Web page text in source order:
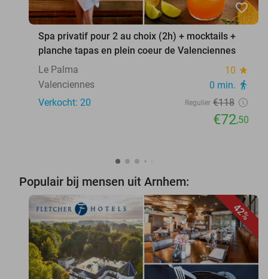
favorite_border
Spa privatif pour 2 au choix (2h) + mocktails +
planche tapas en plein coeur de Valenciennes
Le Palma
10 star
Valenciennes 0 min. directions_walk
Verkocht: 20 Regulier €118
€72,50
Populair bij mensen uit Arnhem:
42%